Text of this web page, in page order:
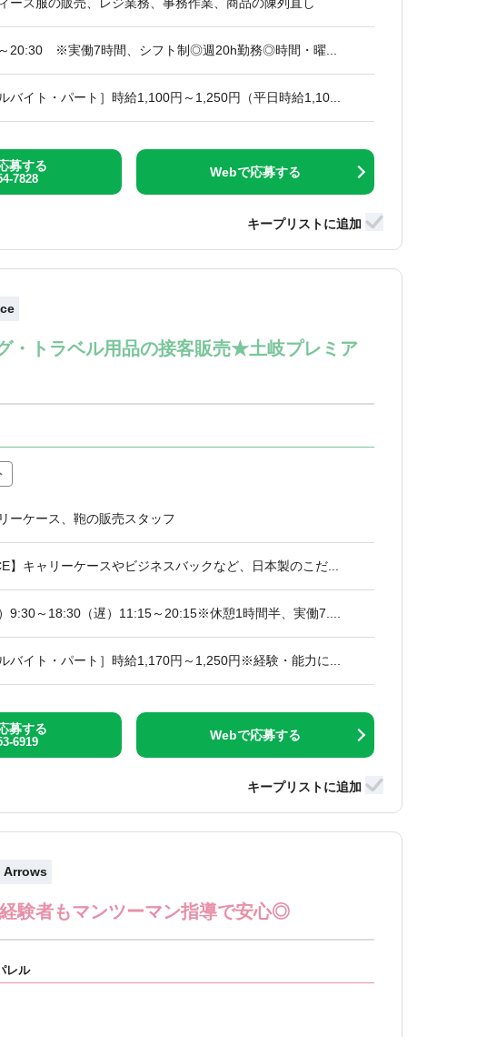
20:30 ※実働7時間、シフト制◎週20h勤務◎時間・曜...
ルバイト・パート］時給1,100円～1,250円（平日時給1,10...
募する
7828 Webで応募する
・トラベル用品の接客販売★土岐プレミア
ーケース、鞄の販売スタッフ
】キャリーケースやビジネスバックなど、日本製のこだ...
）9:30～18:30（遅）11:15～20:15※休憩1時間半、実働7....
ルバイト・パート］時給1,170円～1,250円※経験・能力に...
募する
6919 Webで応募する
Arrows
験者もマンツーマン指導で安心◎
レル